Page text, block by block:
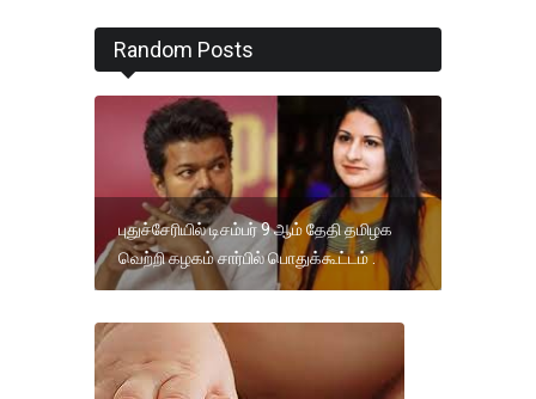
Random Posts
புதுச்சேரியில் டிசம்பர் 9 ஆம் தேதி தமிழக
வெற்றி கழகம் சார்பில் பொதுக்கூட்டம் .